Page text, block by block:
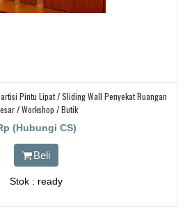
Pintu Lipat / Sliding Wall Penyekat Ruangan
/ Workshop / Butik
(Hubungi CS)
Beli
Stok : ready